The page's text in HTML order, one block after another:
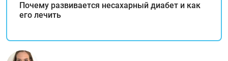
Почему развивается несахарный диабет и как
его лечить